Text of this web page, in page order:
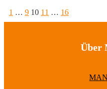
Seite
1 … Seite
9 Seite
10 Seite
11 … Seite
16
Über